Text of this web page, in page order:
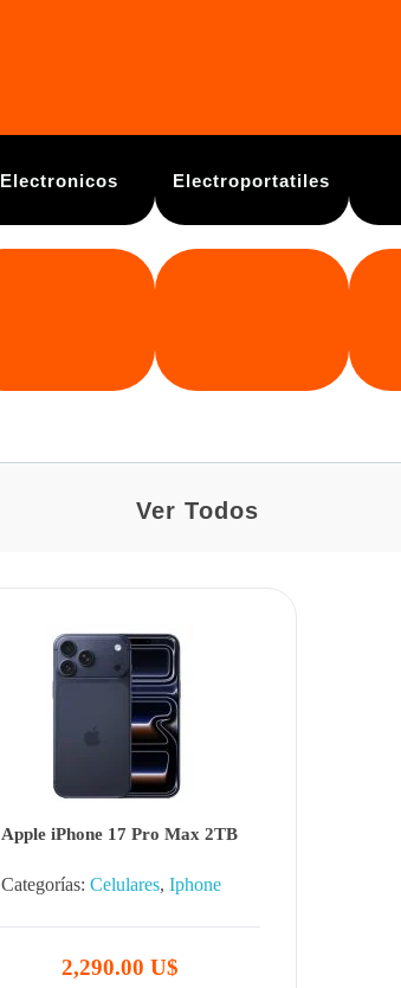
Electronicos Electroportatiles
Ver Todos
Apple iPhone 17 Pro Max 2TB
Categorías:Celulares,Iphone
2,290.00 U$